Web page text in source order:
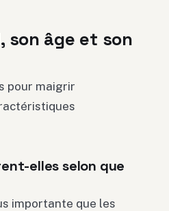
son âge et son
pour maigrir
elles selon que
importante que les